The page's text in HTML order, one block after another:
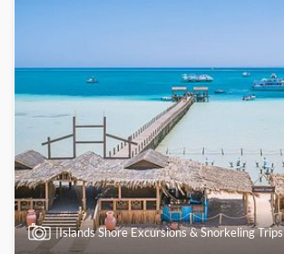
|Islands Shore Excursions & Snorkeling Trips